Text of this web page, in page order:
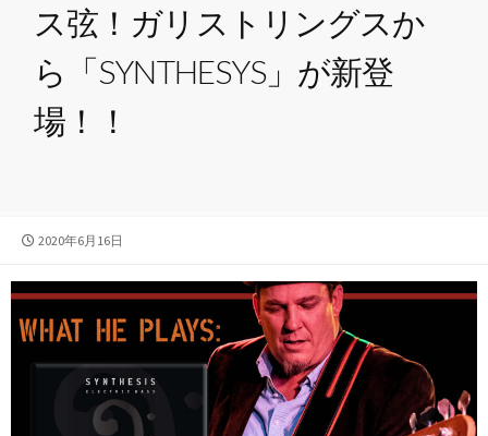
ス弦！ガリストリングスか
ら「SYNTHESYS」が新登
場！！
公
日
2020年6月16日